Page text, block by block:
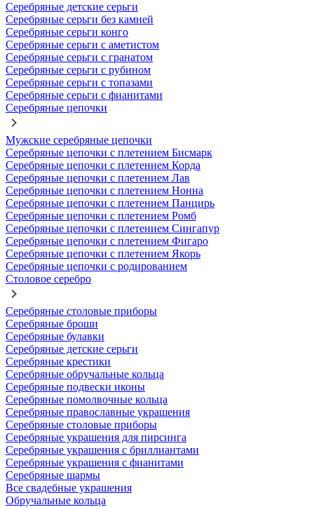
Серебряные детские серьги
Серебряные серьги без камней
Серебряные серьги конго
Серебряные серьги с аметистом
Серебряные серьги с гранатом
Серебряные серьги с рубином
Серебряные серьги с топазами
Серебряные серьги с фианитами
Серебряные цепочки
Мужские серебряные цепочки
Серебряные цепочки с плетением Бисмарк
Серебряные цепочки с плетением Корда
Серебряные цепочки с плетением Лав
Серебряные цепочки с плетением Нонна
Серебряные цепочки с плетением Панцирь
Серебряные цепочки с плетением Ромб
Серебряные цепочки с плетением Сингапур
Серебряные цепочки с плетением Фигаро
Серебряные цепочки с плетением Якорь
Серебряные цепочки с родированием
Столовое серебро
Серебряные столовые приборы
Серебряные броши
Серебряные булавки
Серебряные детские серьги
Серебряные крестики
Серебряные обручальные кольца
Серебряные подвески иконы
Серебряные помолвочные кольца
Серебряные православные украшения
Серебряные столовые приборы
Серебряные украшения для пирсинга
Серебряные украшения с бриллиантами
Серебряные украшения с фианитами
Серебряные шармы
Все свадебные украшения
Обручальные кольца